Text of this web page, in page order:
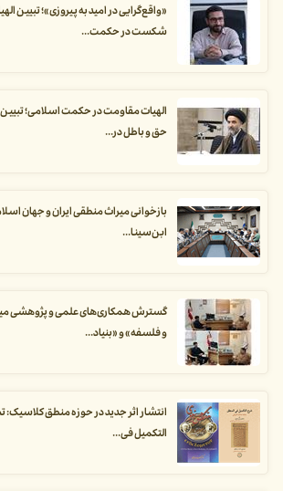
«واقع‌گرایی در امید به پیروزی»؛ تبیین
شکست در حکمت...
الهیات مقاومت در حکمت اسلامی؛
حق و باطل در...
بازخوانی میراث منطقی ایران و جهان
ابن‌سینا...
گسترش همکاری‌های علمی و پژوهشی
و فلسفه» و «بنیاد...
انتشار اثر جدید در حوزه منطق
التکمیل فی...